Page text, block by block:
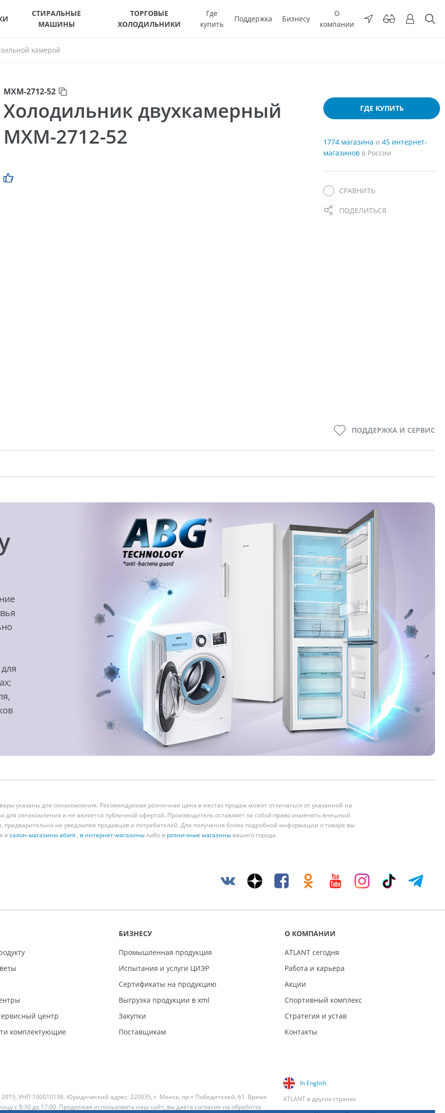
СТИРАЛЬНЫЕ
МАШИНЫ
ТОРГОВЫЕ
ХОЛОДИЛЬНИКИ
Где
купить
Поддержка Бизнесу
О
компании
камерой
МХМ-2712-52
Холодильник двухкамерный
МХМ-2712-52
ГДЕ КУПИТЬ
1774 магазина и 45 интернет-
магазинов в России
СРАВНИТЬ
ПОДЕЛИТЬСЯ
ПОДДЕРЖКА И СЕРВИС
указаны для ознакомления. Рекомендуемая розничная цена в местах продаж может отличаться от указанной на
для ознакомления и не является публичной офертой. Производитель оставляет за собой право изменять внешний
предварительно не уведомляя продавцов и потребителей. Для получения более подробной информации о товаре вы
всалон-магазины atlant , в интернет-магазинылибо в розничные магазины вашего города.
центр
комплектующие
БИЗНЕСУ
Промышленная продукция
Испытания и услуги ЦИЭР
Сертификаты на продукцию
Выгрузка продукции в xml
Закупки
Поставщикам
О КОМПАНИИ
ATLANT сегодня
Работа и карьера
Акции
Спортивный комплекс
Стратегия и устав
Контакты
2015, УНП 100010198. Юридический адрес: 220035, г. Минск, пр-т Победителей, 61. Время
с 8:30 до 17:00. Продолжая использовать наш сайт, вы даёте согласие на обработку
In English
ATLANT в других странах